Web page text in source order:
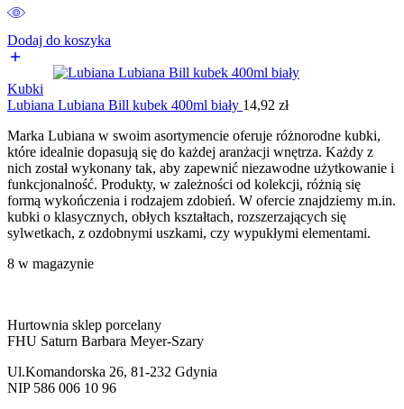
Dodaj do koszyka
Kubki
Lubiana Lubiana Bill kubek 400ml biały 14,92 zł
Marka Lubiana w swoim asortymencie oferuje różnorodne kubki,
które idealnie dopasują się do każdej aranżacji wnętrza. Każdy z
nich został wykonany tak, aby zapewnić niezawodne użytkowanie i
funkcjonalność. Produkty, w zależności od kolekcji, różnią się
formą wykończenia i rodzajem zdobień. W ofercie znajdziemy m.in.
kubki o klasycznych, obłych kształtach, rozszerzających się
sylwetkach, z ozdobnymi uszkami, czy wypukłymi elementami.
8 w magazynie
Hurtownia sklep porcelany
FHU Saturn Barbara Meyer-Szary
Ul.Komandorska 26, 81-232 Gdynia
NIP 586 006 10 96